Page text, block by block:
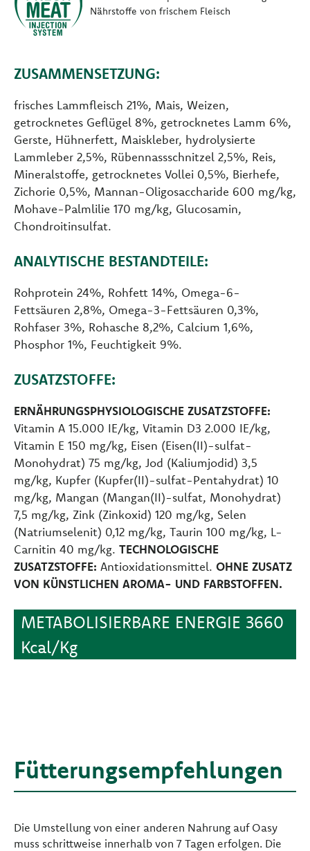
Nährstoffe von frischem Fleisch
ZUSAMMENSETZUNG:
frisches Lammfleisch 21%, Mais, Weizen,
getrocknetes Geflügel 8%, getrocknetes Lamm 6%,
Gerste, Hühnerfett, Maiskleber, hydrolysierte
Lammleber 2,5%, Rübennassschnitzel 2,5%, Reis,
Mineralstoffe, getrocknetes Vollei 0,5%, Bierhefe,
Zichorie 0,5%, Mannan-Oligosaccharide 600 mg/kg,
Mohave-Palmlilie 170 mg/kg, Glucosamin,
Chondroitinsulfat.
ANALYTISCHE BESTANDTEILE:
Rohprotein 24%, Rohfett 14%, Omega-6-
Fettsäuren 2,8%, Omega-3-Fettsäuren 0,3%,
Rohfaser 3%, Rohasche 8,2%, Calcium 1,6%,
Phosphor 1%, Feuchtigkeit 9%.
ZUSATZSTOFFE:
ERNÄHRUNGSPHYSIOLOGISCHE ZUSATZSTOFFE:
Vitamin A 15.000 IE/kg, Vitamin D3 2.000 IE/kg,
Vitamin E 150 mg/kg, Eisen (Eisen(II)-sulfat-
Monohydrat) 75 mg/kg, Jod (Kaliumjodid) 3,5
mg/kg, Kupfer (Kupfer(II)-sulfat-Pentahydrat) 10
mg/kg, Mangan (Mangan(II)-sulfat, Monohydrat)
7,5 mg/kg, Zink (Zinkoxid) 120 mg/kg, Selen
(Natriumselenit) 0,12 mg/kg, Taurin 100 mg/kg, L-
Carnitin 40 mg/kg. TECHNOLOGISCHE
ZUSATZSTOFFE: Antioxidationsmittel. OHNE ZUSATZ
VON KÜNSTLICHEN AROMA- UND FARBSTOFFEN.
METABOLISIERBARE ENERGIE 3660
Kcal/Kg
Fütterungsempfehlungen
Die Umstellung von einer anderen Nahrung auf Oasy
muss schrittweise innerhalb von 7 Tagen erfolgen. Die